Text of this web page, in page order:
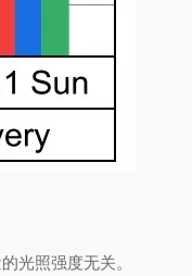
光照强度无关。